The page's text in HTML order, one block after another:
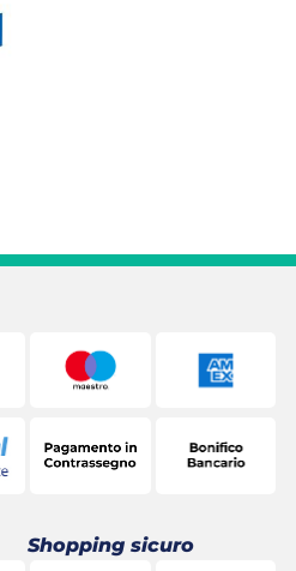
Shopping sicuro